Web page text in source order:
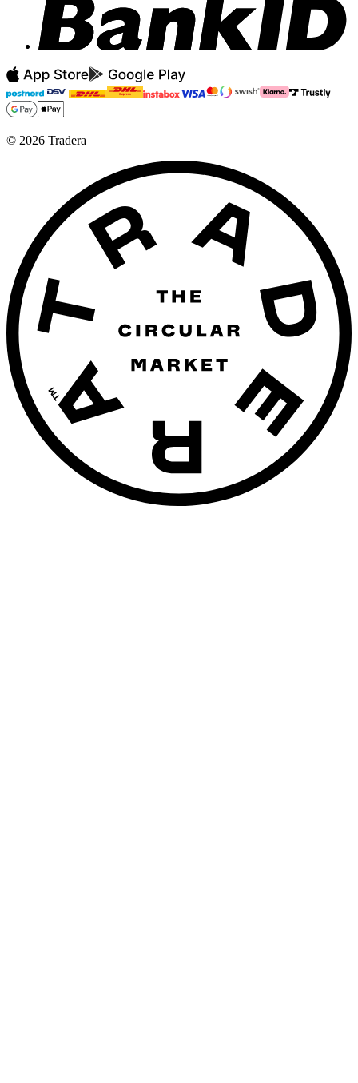
© 2026 Tradera